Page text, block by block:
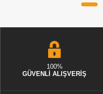
100%
GÜVENLİ ALIŞVERİŞ